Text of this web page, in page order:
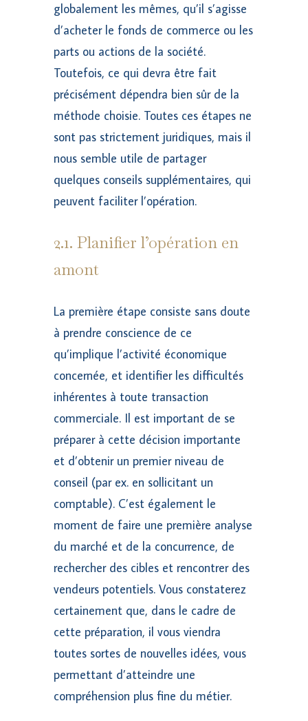
globalement les mêmes, qu’il s’agisse
d’acheter le fonds de commerce ou les
parts ou actions de la société.
Toutefois, ce qui devra être fait
précisément dépendra bien sûr de la
méthode choisie. Toutes ces étapes ne
sont pas strictement juridiques, mais il
nous semble utile de partager
quelques conseils supplémentaires, qui
peuvent faciliter l’opération.
2.1. Planifier l’opération en
amont
La première étape consiste sans doute
à prendre conscience de ce
qu’implique l’activité économique
concernée, et identifier les difficultés
inhérentes à toute transaction
commerciale. Il est important de se
préparer à cette décision importante
et d’obtenir un premier niveau de
conseil (par ex. en sollicitant un
comptable). C’est également le
moment de faire une première analyse
du marché et de la concurrence, de
rechercher des cibles et rencontrer des
vendeurs potentiels. Vous constaterez
certainement que, dans le cadre de
cette préparation, il vous viendra
toutes sortes de nouvelles idées, vous
permettant d’atteindre une
compréhension plus fine du métier.